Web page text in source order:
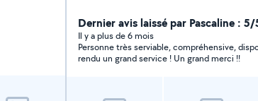
Dernier avis laissé par Pascaline : 5/
Il y a plus de 6 mois
Personne très serviable, compréhensive,
rendu un grand service ! Un grand merci !!